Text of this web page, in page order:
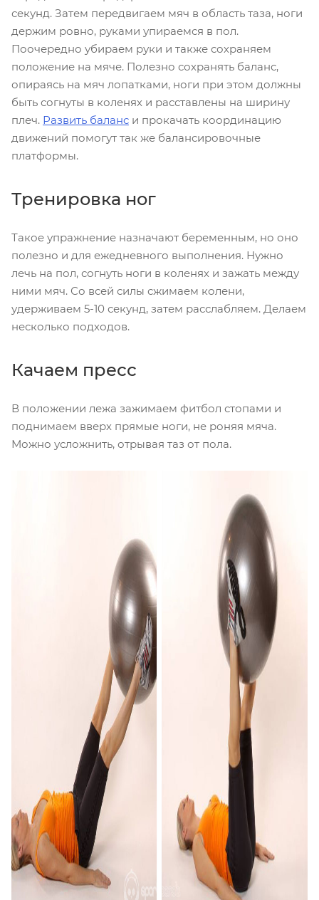
секунд. Затем передвигаем мяч в область таза, ноги
держим ровно, руками упираемся в пол.
Поочередно убираем руки и также сохраняем
положение на мяче. Полезно сохранять баланс,
опираясь на мяч лопатками, ноги при этом должны
быть согнуты в коленях и расставлены на ширину
плеч. Развить баланс и прокачать координацию
движений помогут так же балансировочные
платформы.
Тренировка ног
Такое упражнение назначают беременным, но оно
полезно и для ежедневного выполнения. Нужно
лечь на пол, согнуть ноги в коленях и зажать между
ними мяч. Со всей силы сжимаем колени,
удерживаем 5-10 секунд, затем расслабляем. Делаем
несколько подходов.
Качаем пресс
В положении лежа зажимаем фитбол стопами и
поднимаем вверх прямые ноги, не роняя мяча.
Можно усложнить, отрывая таз от пола.